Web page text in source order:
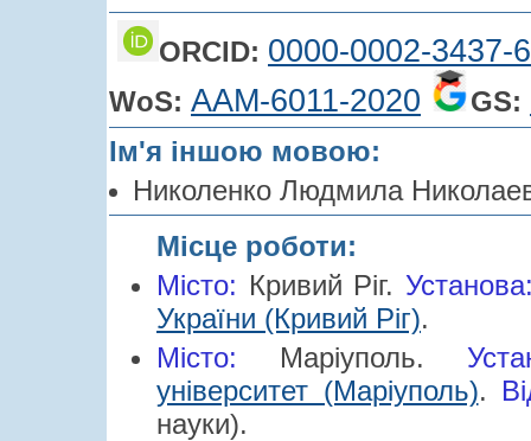
ORCID: 0000-0002-3437-
WoS: AAM-6011-2020 GS:
Ім'я іншою мовою:
Николенко Людмила
Місце роботи:
Місто: Кривий Ріг.
України (Кривий Ріг).
Місто: Маріуполь.
університет (Маріуполь).
науки).